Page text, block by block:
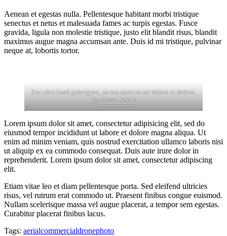
Aenean et egestas nulla. Pellentesque habitant morbi tristique
senectus et netus et malesuada fames ac turpis egestas. Fusce
gravida, ligula non molestie tristique, justo elit blandit risus, blandit
maximus augue magna accumsan ante. Duis id mi tristique, pulvinar
neque at, lobortis tortor.
Stet clita kasd gubergren, no sea sanctus est labore et dolore.
ByKevin Smith
Lorem ipsum dolor sit amet, consectetur adipisicing elit, sed do
eiusmod tempor incididunt ut labore et dolore magna aliqua. Ut
enim ad minim veniam, quis nostrud exercitation ullamco laboris nisi
ut aliquip ex ea commodo consequat. Duis aute irure dolor in
reprehenderit. Lorem ipsum dolor sit amet, consectetur adipiscing
elit.
Etiam vitae leo et diam pellentesque porta. Sed eleifend ultricies
risus, vel rutrum erat commodo ut. Praesent finibus congue euismod.
Nullam scelerisque massa vel augue placerat, a tempor sem egestas.
Curabitur placerat finibus lacus.
Tags: aerialcommercialdronephoto